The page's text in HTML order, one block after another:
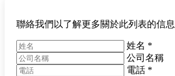
聯絡我們以了解更多關於此列表的信息
姓名 *
公司名稱
電話 *